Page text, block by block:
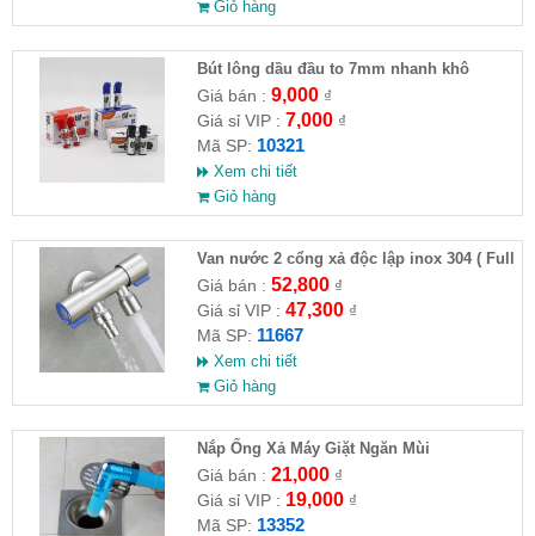
Giỏ hàng
Bút lông dầu đầu to 7mm nhanh khô
Giá bán : 9,000₫
Giá sỉ VIP : 7,000₫
Mã SP: 10321
Xem chi tiết
Giỏ hàng
Van nước 2 cổng xả độc lập inox 304 ( Full
VAT )
Giá bán : 52,800₫
Giá sỉ VIP : 47,300₫
Mã SP: 11667
Xem chi tiết
Giỏ hàng
Nắp Ống Xả Máy Giặt Ngăn Mùi
Giá bán : 21,000₫
Giá sỉ VIP : 19,000₫
Mã SP: 13352